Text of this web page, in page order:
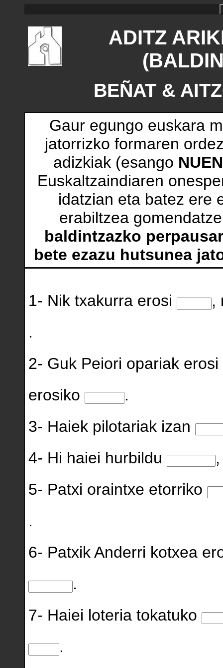
ADITZ
BEÑAT &
Gaur egungo euskara
jatorrizko formaren
adizkiak (esango NUEN
Euskaltzaindiaren
idatzian eta batez ere
erabiltzea
baldintzazko
bete ezazu hutsunea
1- Nik txakurra erosi
,
.
2- Guk Peiori opariak erosi
erosiko
.
3- Haiek pilotariak izan
4- Hi haiei hurbildu
5- Patxi oraintxe etorriko
.
6- Patxik Anderri kotxea
.
7- Haiei loteria tokatuko
.